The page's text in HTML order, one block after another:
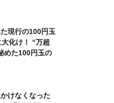
現行の100円玉
化け！ “万超
めた100円玉の
けなくなった